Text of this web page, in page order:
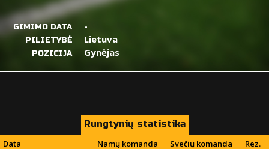
GIMIMO DATA -
PILIETYBĖ Lietuva
POZICIJA Gynėjas
Rungtynių statistika
Data
Namų komanda Svečių komanda Rez.